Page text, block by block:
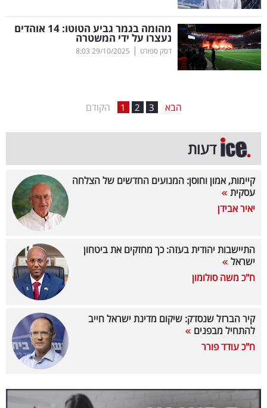
תרבות
ופנאי
תיירות
המילון
הכלכלי
פודקאסט
40
ניוזלטרים
מהומה בגמר גביע הטוטו: 14 אוהדים
נעצרו על ידי המשטרה
דסק ספורט |
29/10/2025
8:03
הקודם 1 2 3 הבא
דעות
קיימות, אמון וחוסן: המנועים החדשים של הצלחה
עסקית
יאיר אבידן
התיישבות יהודית בעזה: כך מחזקים את ביטחון
ישראל
ח"כ משה סולומון
קיר הברזל שנסדק: שיקום מדינת ישראל חייב
להתחיל מבפנים
ח"כ עודד פורר